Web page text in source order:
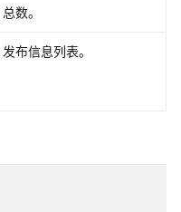
总数。
发布信息列表。